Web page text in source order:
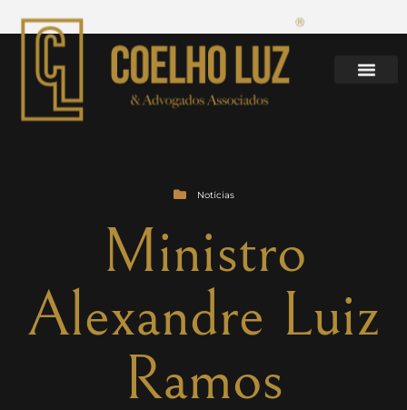
Notícias
Ministro
Alexandre Luiz
Ramos